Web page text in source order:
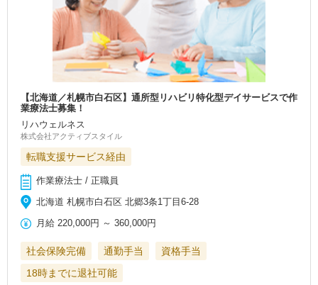
【北海道／札幌市白石区】通所型リハビリ特化型デイサービスで作
業療法士募集！
リハウェルネス
株式会社アクティブスタイル
転職支援サービス経由
作業療法士 / 正職員
北海道 札幌市白石区 北郷3条1丁目6-28
月給 220,000円 ～360,000円
社会保険完備 通勤手当
資格手当
18時までに退社可能